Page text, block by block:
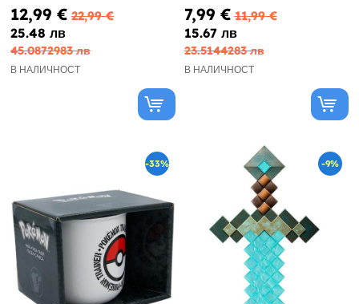
12,99 € 22,99 €
25.48 лв
45.0872983 лв
В НАЛИЧНОСТ
7,99 € 11,99 €
15.67 лв
23.5144283 лв
В НАЛИЧНОСТ
-33% -9%